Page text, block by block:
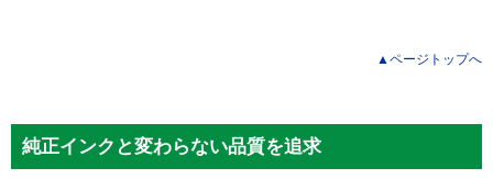
▲ページトップへ
純正インクと変わらない品質を追求